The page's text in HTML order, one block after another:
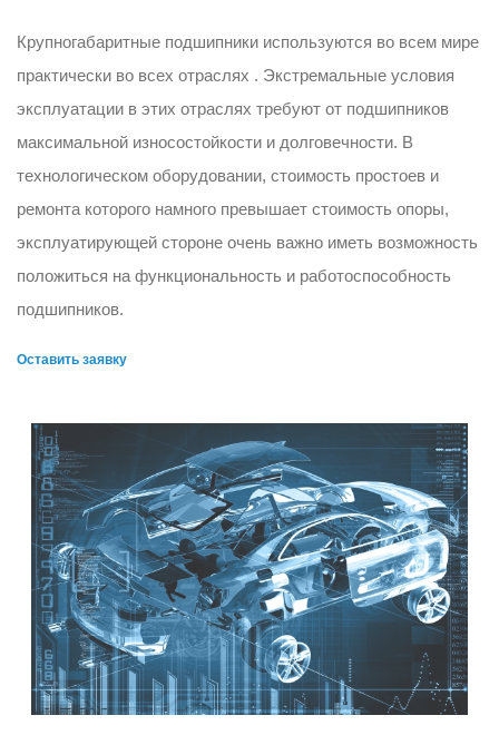
Крупногабаритные подшипники используются во всем мире
практически во всех отраслях . Экстремальные условия
эксплуатации в этих отраслях требуют от подшипников
максимальной износостойкости и долговечности. В
технологическом оборудовании, стоимость простоев и
ремонта которого намного превышает стоимость опоры,
эксплуатирующей стороне очень важно иметь возможность
положиться на функциональность и работоспособность
подшипников.
Оставить заявку